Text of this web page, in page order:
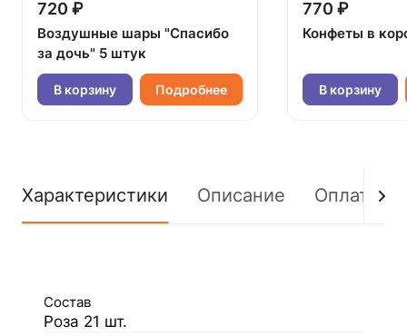
720 ₽
Воздушные шары "Спасибо
за дочь" 5 штук
В корзину Подробнее
770 ₽
Конфеты в
В корзину
Характеристики Описание Оплата
Состав
Роза 21 шт.